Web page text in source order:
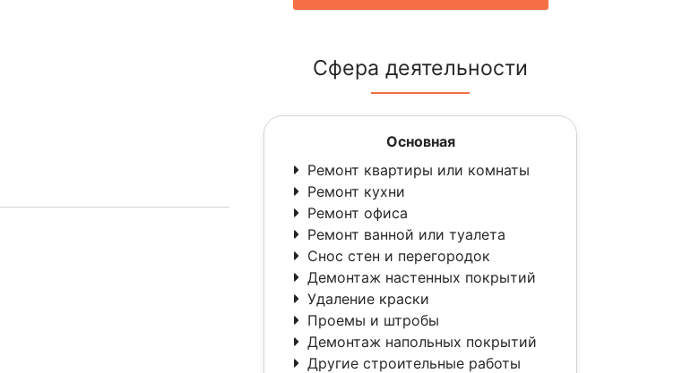
Сфера деятельности
Основная
Ремонт квартиры или комнаты
Ремонт кухни
Ремонт офиса
Ремонт ванной или туалета
Снос стен и перегородок
Демонтаж настенных покрытий
Удаление краски
Проемы и штробы
Демонтаж напольных покрытий
Другие строительные работы